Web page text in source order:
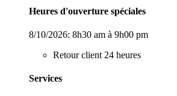
Heures d'ouverture spéciales
8/10/2026: 8h30 am à 9h00 pm
Retour client 24 heures
Services